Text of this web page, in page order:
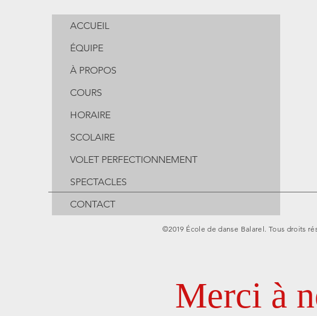
ACCUEIL
ÉQUIPE
À PROPOS
COURS
HORAIRE
SCOLAIRE
VOLET PERFECTIONNEMENT
SPECTACLES
CONTACT
Merci à
©2019 École de danse Balarel. Tous droits